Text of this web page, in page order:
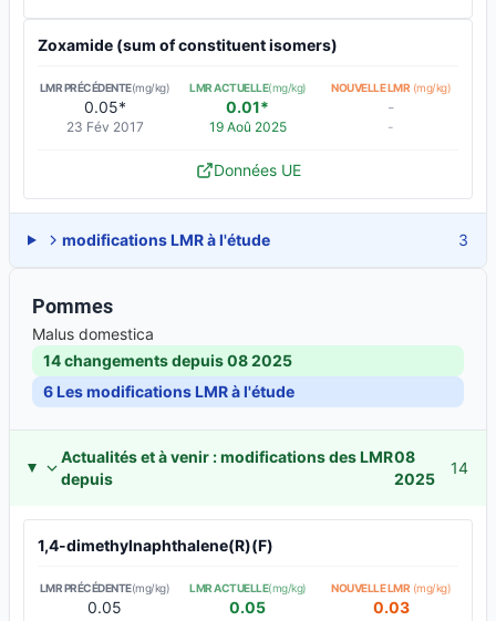
Zoxamide (sum of constituent isomers)
LMR PRÉCÉDENTE(mg/kg)
0.05*
23 Fév 2017
LMR ACTUELLE(mg/kg)
0.01*
19 Aoû 2025
NOUVELLE LMR (mg/kg)
-
-
Données UE
modifications LMR à l'étude 3
Pommes
Malus domestica
14 changements depuis08 2025
6Les modifications LMR à l'étude
Actualités et à venir : modifications des LMR
depuis
08
2025
14
1,4-dimethylnaphthalene(R)(F)
LMR PRÉCÉDENTE(mg/kg)
0.05
LMR ACTUELLE(mg/kg)
0.05
NOUVELLE LMR (mg/kg)
0.03